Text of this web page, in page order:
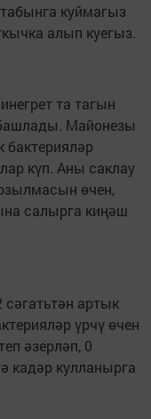
куймагыз
алып куегыз.
та тагын
Майонезы
бактерияләр
күп. Аны саклау
өчен,
салырга киңәш
артык
үрчү өчен
әзерләп, 0
кадәр кулланырга